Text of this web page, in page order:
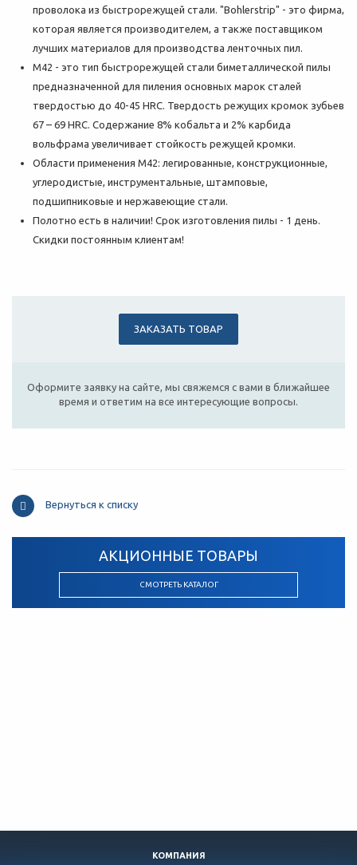
проволока из быстрорежущей стали. "Bohlerstrip" - это фирма,
которая является производителем, а также поставщиком
лучших материалов для производства ленточных пил.
M42 - это тип быстрорежущей стали биметаллической пилы
предназначенной для пиления основных марок сталей
твердостью до 40-45 HRC. Твердость режущих кромок зубьев
67 – 69 HRC. Содержание 8% кобальта и 2% карбида
вольфрама увеличивает стойкость режущей кромки.
Области применения М42: легированные, конструкционные,
углеродистые, инструментальные, штамповые,
подшипниковые и нержавеющие стали.
Полотно есть в наличии! Срок изготовления пилы - 1 день.
Скидки постоянным клиентам!
ЗАКАЗАТЬ ТОВАР
Оформите заявку на сайте, мы свяжемся с вами в ближайшее
время и ответим на все интересующие вопросы.
Вернуться к списку
АКЦИОННЫЕ ТОВАРЫ
СМОТРЕТЬ КАТАЛОГ
КОМПАНИЯ